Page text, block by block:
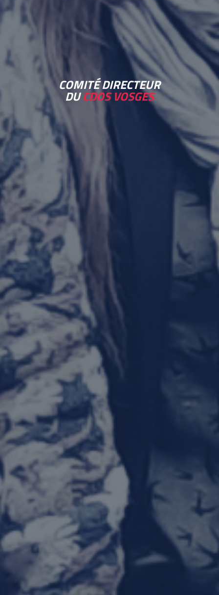
COMITÉ DIRECTEUR
DUCDOS VOSGES